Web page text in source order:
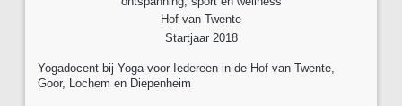
Hof van Twente
Startjaar 2018
Yogadocent bij Yoga voor Iedereen in de Hof van Twente,
Goor, Lochem en Diepenheim